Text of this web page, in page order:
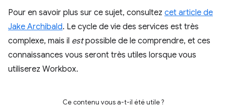
Pour en savoir plus sur ce sujet, consultez cet article de
Jake Archibald. Le cycle de vie des services est très
complexe, mais il estpossible de le comprendre, et ces
connaissances vous seront très utiles lorsque vous
utiliserez Workbox.
Ce contenu vous a-t-il été utile ?